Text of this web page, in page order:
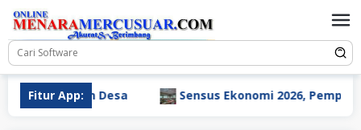
Loncat
konten
Fitur App:
Desa Sensus Ekonomi 2026, Pemprov